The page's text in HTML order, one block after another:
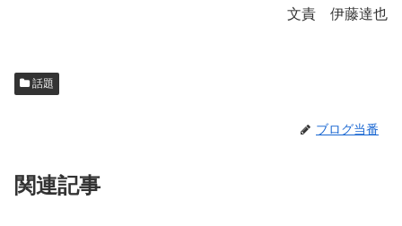
文責 伊藤達也
話題
ブログ当番
関連記事